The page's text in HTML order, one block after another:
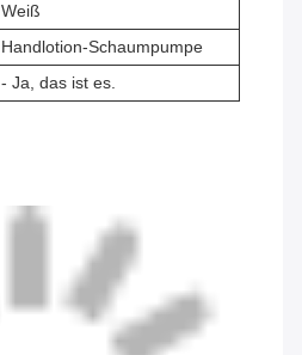
Weiß
Handlotion-Schaumpumpe
- Ja, das ist es.